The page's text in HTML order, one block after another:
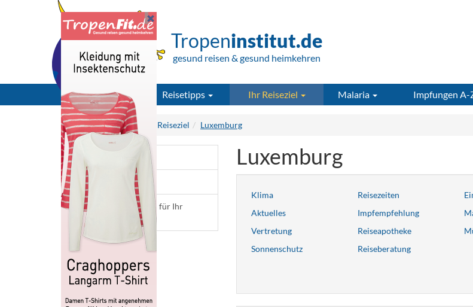
Tropeninstitut.de
gesund reisen & gesund heimkehren
Reisetipps Ihr Reiseziel Malaria Impfungen A-
Tropeninstitut.de Ihr Reiseziel Luxemburg
Luxemburg
Klima Reisezeiten
Aktuelles
Impfempfehlung
Vertretung
Reiseapotheke
Sonnenschutz
Reiseberatung
Infos für 350 Reiseziele
Aktuelle Meldungen
Insektenschutz passend für Ihr
Reiseziel